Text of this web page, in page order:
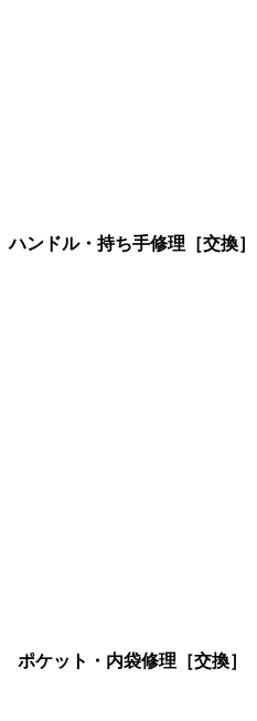
ハンドル・持ち手修理［交換］
ポケット・内袋修理［交換］